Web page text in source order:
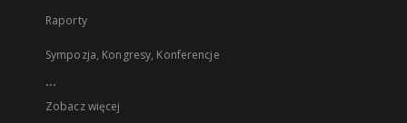
Raporty
Sympozja, Kongresy, Konferencje
...
Zobacz więcej